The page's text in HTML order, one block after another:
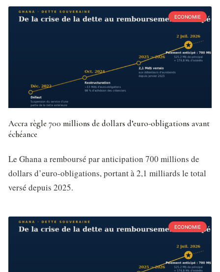
ECONOMIE
Accra règle 700 millions de dollars d’euro-obligations avant
échéance
Le Ghana a remboursé par anticipation 700 millions de
dollars d’euro-obligations, portant à 2,1 milliards le total
versé depuis 2025.
ECONOMIE